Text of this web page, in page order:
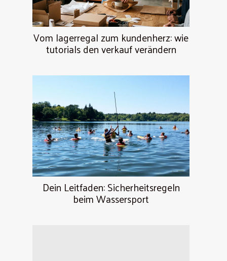
Vom lagerregal zum kundenherz: wie
tutorials den verkauf verändern
Dein Leitfaden: Sicherheitsregeln
beim Wassersport